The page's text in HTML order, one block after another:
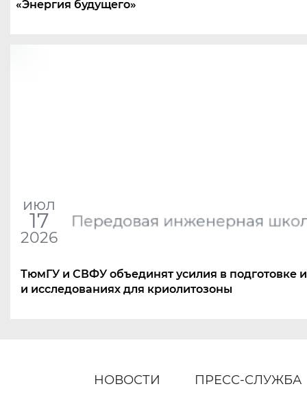
«Энергия будущего»
июл
17
2026
Передовая инженерная
ТюмГУ и СВФУ объединят усилия в подготовке
и исследованиях для криолитозоны
НОВОСТИ ПРЕСС-СЛУЖБА